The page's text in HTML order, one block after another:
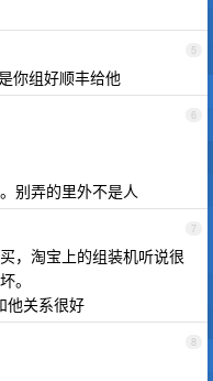
5
你组好顺丰给他
6
别弄的里外不是人
7
，淘宝上的组装机听说很
。
他关系很好
8